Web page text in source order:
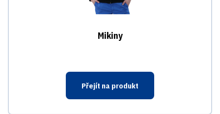
Mikiny
Přejít na produkt